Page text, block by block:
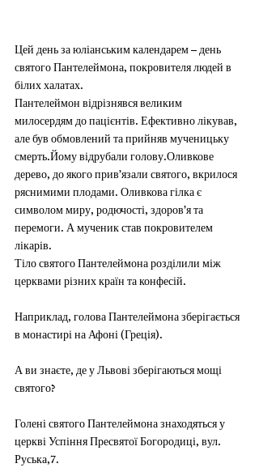
Цей день за юліанським календарем – день
святого Пантелеймона, покровителя людей в
білих халатах.
Пантелеймон відрізнявся великим
милосердям до пацієнтів. Ефективно лікував,
але був обмовлений та прийняв мученицьку
смерть.Йому відрубали голову.Оливкове
дерево, до якого прив’язали святого, вкрилося
ряснимими плодами. Оливкова гілка є
символом миру, родючості, здоров’я та
перемоги. А мученик став покровителем
лікарів.
Тіло святого Пантелеймона розділили між
церквами різних країн та конфесій.
Наприклад, голова Пантелеймона зберігається
в монастирі на Афоні (Греція).
А ви знаєте, де у Львові зберігаються мощі
святого?
Голені святого Пантелеймона знаходяться у
церкві Успіння Пресвятої Богородиці, вул.
Руська,7.